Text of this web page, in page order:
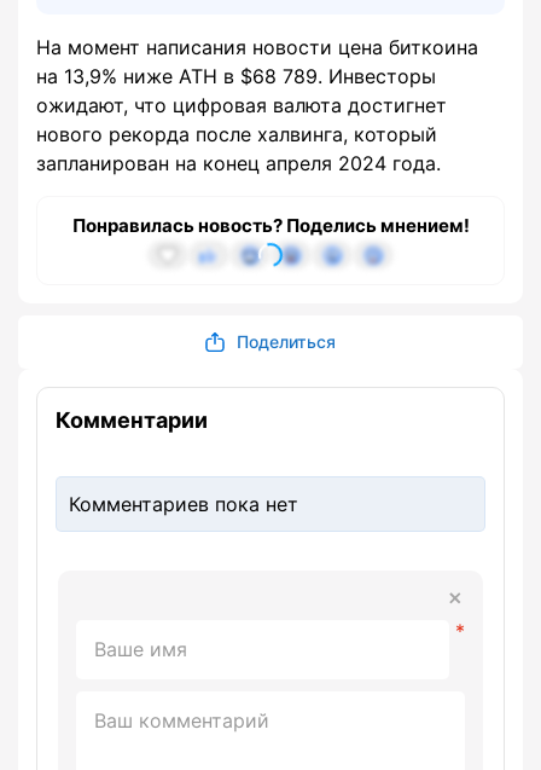
На момент написания новости цена биткоина
на 13,9% ниже ATH в $68 789. Инвесторы
ожидают, что цифровая валюта достигнет
нового рекорда после халвинга, который
запланирован на конец апреля 2024 года.
Понравилась новость? Поделись мнением!
Поделиться
Комментарии
Комментариев пока нет